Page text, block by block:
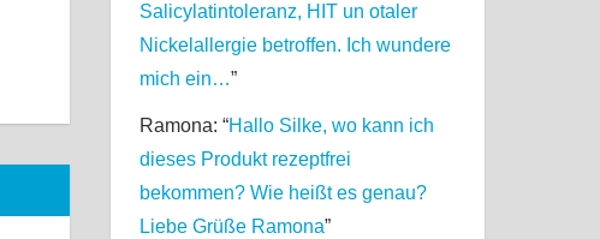
Salicylatintoleranz, HIT un otaler
Nickelallergie betroffen. Ich wundere
mich ein…”
Ramona: “Hallo Silke, wo kann ich
dieses Produkt rezeptfrei
bekommen? Wie heißt es genau?
Liebe Grüße Ramona”